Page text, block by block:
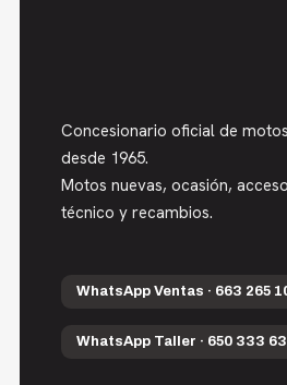
Concesionario oficial de
desde 1965.
Motos nuevas, ocasión,
técnico y recambios.
WhatsApp Ventas · 663 265
WhatsApp Taller · 650 333